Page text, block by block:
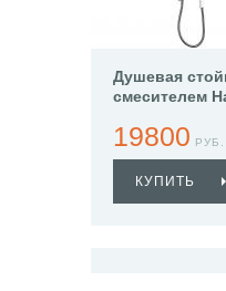
Душевая
смесителем
19800 РУБ.
КУПИТЬ